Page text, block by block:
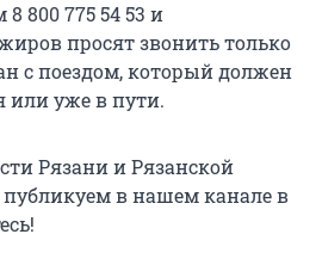
800 775 54 53 и
просят звонить только
с поездом, который должен
или уже в пути.
Рязани и Рязанской
публикуем в нашем канале в